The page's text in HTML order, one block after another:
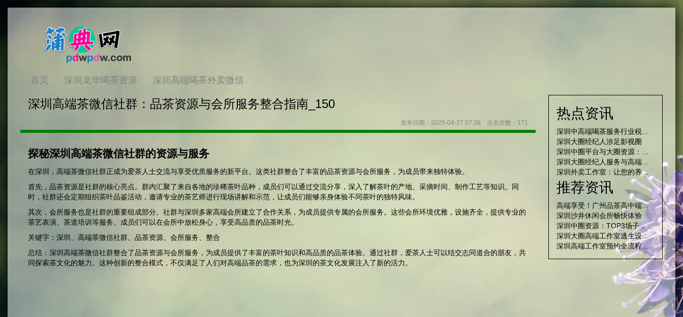
首页 深圳龙华喝茶资源 深圳高端喝茶外卖微信
深圳高端茶微信社群：品茶资源与会所服务整合指南_150
发布日期：2025-04-27 07:38 点击次数：171
探秘深圳高端茶微信社群的资源与服务
在深圳，高端茶微信社群正成为爱茶人士交流与享受优质服务的新平台。这类社群整合了丰富的品茶资源与会所服务，为成员带来独特体验。
首先，品茶资源是社群的核心亮点。群内汇聚了来自各地的珍稀茶叶品种，成员们可以通过交流分享，深入了解茶叶的产地、采摘时间、制作工艺等知识。同
时，社群还会定期组织茶叶品鉴活动，邀请专业的茶艺师进行现场讲解和示范，让成员们能够亲身体验不同茶叶的独特风味。
其次，会所服务也是社群的重要组成部分。社群与深圳多家高端会所建立了合作关系，为成员提供专属的会所服务。这些会所环境优雅，设施齐全，提供专业的
茶艺表演、茶道培训等服务。成员们可以在会所中放松身心，享受高品质的品茶时光。
关键字：深圳、高端茶微信社群、品茶资源、会所服务、整合
总结：深圳高端茶微信社群整合了品茶资源与会所服务，为成员提供了丰富的茶叶知识和高品质的品茶体验。通过社群，爱茶人士可以结交志同道合的朋友，共
同探索茶文化的魅力。这种创新的整合模式，不仅满足了人们对高端品茶的需求，也为深圳的茶文化发展注入了新的活力。
热点资讯
深圳大圈经纪人涉足影视圈
深圳外卖工作室：让您的养生品味非凡
推荐资讯
高端享受！广州品茶高中端工作室探秘
深圳沙井休闲会所畅快体验
深圳中圈资源：TOP3场子，用户复购率最高
深圳大圈高端工作室逃生设计_100
深圳高端工作室预约全流程：从咨询到体验